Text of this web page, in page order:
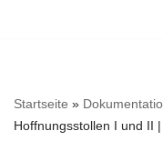
Startseite »
Hoffnungsstollen I und II